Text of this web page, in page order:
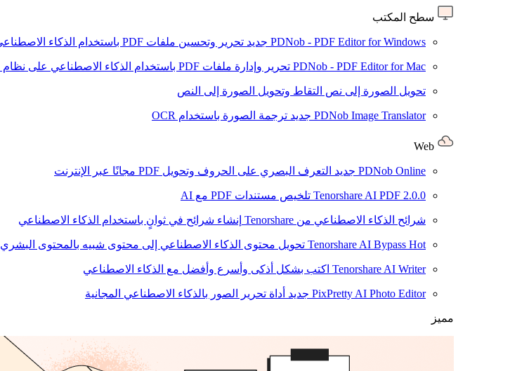
سطح المكتب
PDNob - PDF Editor for Windows جديد تحرير وتحسين ملفات PDF باستخدام الذكاء الاصطناعي على Windows
PDNob - PDF Editor for Mac تحرير وإدارة ملفات PDF باستخدام الذكاء الاصطناعي على نظام macOS
تحويل الصورة إلى نص التقاط وتحويل الصورة إلى النص
PDNob Image Translator جديد ترجمة الصورة باستخدام OCR
PDNob Online جديد التعرف البصري على الحروف وتحويل PDF مجانًا عبر الإنترنت
Tenorshare AI PDF 2.0.0 تلخيص مستندات PDF مع AI
شرائح الذكاء الاصطناعي من Tenorshare إنشاء شرائح في ثوانٍ باستخدام الذكاء الاصطناعي
Tenorshare AI Bypass Hot تحويل محتوى الذكاء الاصطناعي إلى محتوى شبيه بالمحتوى البشري
Tenorshare AI Writer اكتب بشكل أذكى وأسرع وأفضل مع الذكاء الاصطناعي
PixPretty AI Photo Editor جديد أداة تحرير الصور بالذكاء الاصطناعي المجانية
مميز